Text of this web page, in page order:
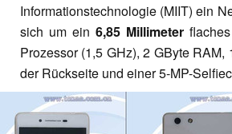
Informationstechnologie (MIIT) ein
sich um ein 6,85 Millimeter
Prozessor (1,5 GHz), 2 GByte
der Rückseite und einer 5-MP-